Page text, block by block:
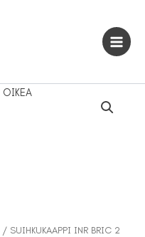
/ SUIHKUKAAPPI INR BRIC 2